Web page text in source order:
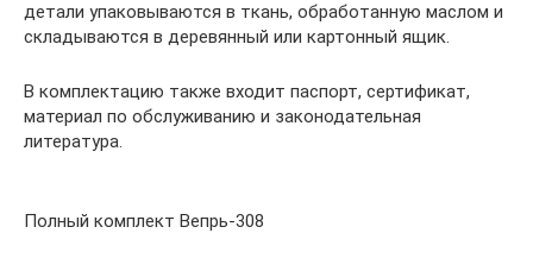
детали упаковываются в ткань, обработанную маслом и
складываются в деревянный или картонный ящик.
В комплектацию также входит паспорт, сертификат,
материал по обслуживанию и законодательная
литература.
Полный комплект Вепрь-308